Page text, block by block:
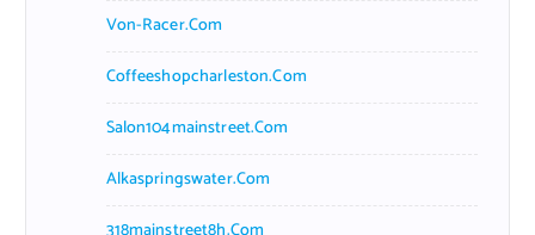
Von-Racer.com
Coffeeshopcharleston.com
Salon104mainstreet.com
Alkaspringswater.com